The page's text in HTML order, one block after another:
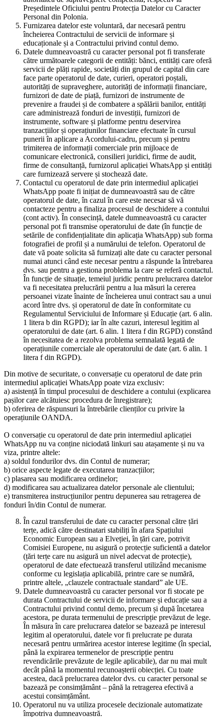
Președintele Oficiului pentru Protecția Datelor cu Caracter
Personal din Polonia.
Furnizarea datelor este voluntară, dar necesară pentru
încheierea Contractului de servicii de informare și
educaționale și a Contractului privind contul demo.
Datele dumneavoastră cu caracter personal pot fi transferate
către următoarele categorii de entități: bănci, entități care oferă
servicii de plăți rapide, societăți din grupul de capital din care
face parte operatorul de date, curieri, operatori poștali,
autorități de supraveghere, autorități de informații financiare,
furnizori de date de piață, furnizori de instrumente de
prevenire a fraudei și de combatere a spălării banilor, entități
care administrează fonduri de investiții, furnizori de
instrumente, software și platforme pentru deservirea
tranzacțiilor și operațiunilor financiare efectuate în cursul
punerii în aplicare a Acordului-cadru, precum și pentru
trimiterea de informații comerciale prin mijloace de
comunicare electronică, consilieri juridici, firme de audit,
firme de consultanță, furnizorul aplicației WhatsApp și entități
care furnizează servere și stochează date.
Contactul cu operatorul de date prin intermediul aplicației
WhatsApp poate fi inițiat de dumneavoastră sau de către
operatorul de date, în cazul în care este necesar să vă
contacteze pentru a finaliza procesul de deschidere a contului
(cont activ). În consecință, datele dumneavoastră cu caracter
personal pot fi transmise operatorului de date (în funcție de
setările de confidențialitate din aplicația WhatsApp) sub forma
fotografiei de profil și a numărului de telefon. Operatorul de
date vă poate solicita să furnizați alte date cu caracter personal
numai atunci când este necesar pentru a răspunde la întrebarea
dvs. sau pentru a gestiona problema la care se referă contactul.
În funcție de situație, temeiul juridic pentru prelucrarea datelor
va fi necesitatea prelucrării pentru a lua măsuri la cererea
persoanei vizate înainte de încheierea unui contract sau a unui
acord între dvs. și operatorul de date în conformitate cu
Regulamentul Serviciului de Informare și Educație (art. 6 alin.
1 litera b din RGPD); iar în alte cazuri, interesul legitim al
operatorului de date (art. 6 alin. 1 litera f din RGPD) constând
în necesitatea de a rezolva problema semnalată legată de
operațiunile comerciale ale operatorului de date (art. 6 alin. 1
litera f din RGPD).
Din motive de securitate, o conversație cu operatorul de date prin
intermediul aplicației WhatsApp poate viza exclusiv:
a) asistență în timpul procesului de deschidere a contului (explicarea
pașilor care alcătuiesc procedura de înregistrare);
b) oferirea de răspunsuri la întrebările clienților cu privire la
operațiunile OANDA.
O conversație cu operatorul de date prin intermediul aplicației
WhatsApp nu va conține niciodată linkuri sau atașamente și nu va
viza, printre altele:
a) soldul fondurilor dvs. din Contul de numerar;
b) orice aspecte legate de executarea tranzacțiilor;
c) plasarea sau modificarea ordinelor;
d) modificarea sau actualizarea datelor personale ale clientului;
e) transmiterea instrucțiunilor pentru depunerea sau retragerea de
fonduri în/din Contul de numerar.
În cazul transferului de date cu caracter personal către țări
terțe, adică către destinatari stabiliți în afara Spațiului
Economic European sau a Elveției, în țări care, potrivit
Comisiei Europene, nu asigură o protecție suficientă a datelor
(țări terțe care nu asigură un nivel adecvat de protecție),
operatorul de date efectuează transferul utilizând mecanisme
conforme cu legislația aplicabilă, printre care se numără,
printre altele, „clauzele contractuale standard” ale UE.
Datele dumneavoastră cu caracter personal vor fi stocate pe
durata Contractului de servicii de informare și educație sau a
Contractului privind contul demo, precum și după încetarea
acestora, pe durata termenului de prescripție prevăzut de lege.
În măsura în care prelucrarea datelor se bazează pe interesul
legitim al operatorului, datele vor fi prelucrate pe durata
necesară pentru urmărirea acestor interese legitime (în special,
până la expirarea termenelor de prescripție pentru
revendicările prevăzute de legile aplicabile), dar nu mai mult
decât până la momentul recunoașterii obiecției. Cu toate
acestea, dacă prelucrarea datelor dvs. cu caracter personal se
bazează pe consimțământ – până la retragerea efectivă a
acestui consimțământ.
Operatorul nu va utiliza procesele decizionale automatizate
împotriva dumneavoastră.